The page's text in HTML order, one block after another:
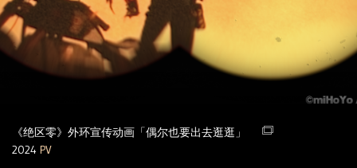
《绝区零》外环宣传动画「偶尔也要出去逛逛」
2024 PV